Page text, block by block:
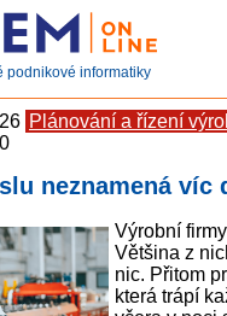
podnikové informatiky
Plánování a řízení
neznamená víc
Výrobní
Většina z
nic. Přitom
která trápí